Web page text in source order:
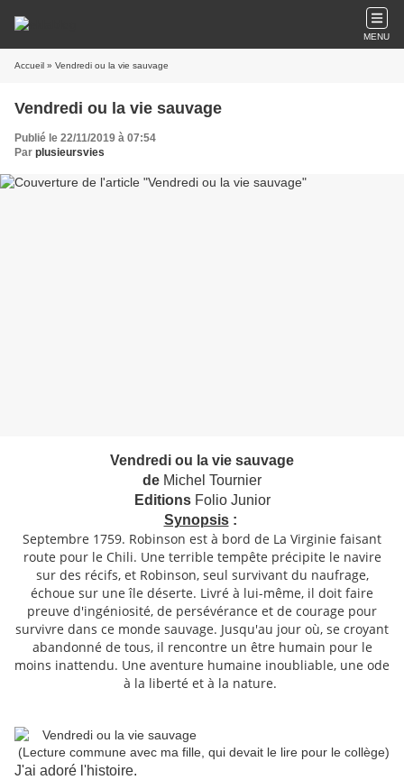
MENU
Accueil » Vendredi ou la vie sauvage
Vendredi ou la vie sauvage
Publié le 22/11/2019 à 07:54
Par plusieursvies
Vendredi ou la vie sauvage
de Michel Tournier
EditionsFolio Junior
Synopsis:
Septembre 1759. Robinson est à bord de La Virginie faisant
route pour le Chili. Une terrible tempête précipite le navire
sur des récifs, et Robinson, seul survivant du naufrage,
échoue sur une île déserte. Livré à lui-même, il doit faire
preuve d'ingéniosité, de persévérance et de courage pour
survivre dans ce monde sauvage. Jusqu'au jour où, se croyant
abandonné de tous, il rencontre un être humain pour le
moins inattendu. Une aventure humaine inoubliable, une ode
à la liberté et à la nature.
(Lecture commune avec ma fille, qui devait le lire pour le collège)
J'ai adoré l'histoire.